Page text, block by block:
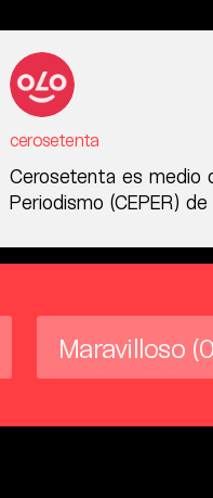
cerosetenta
Cerosetenta es medio
Periodismo (CEPER)
Maravilloso